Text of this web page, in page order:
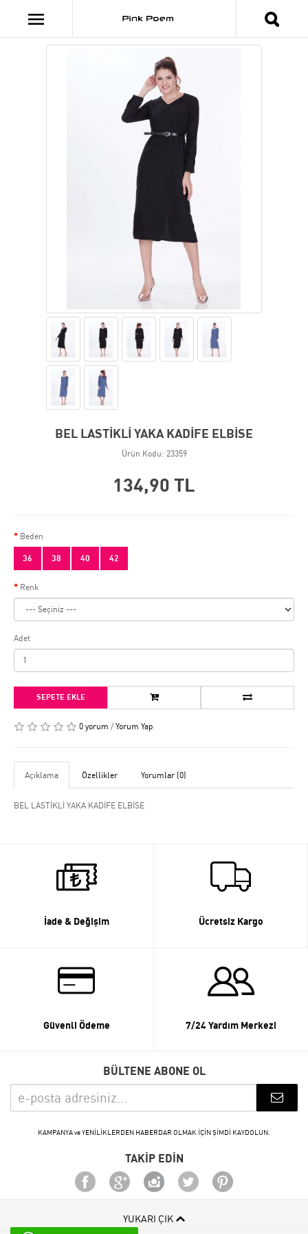
BEL LASTİKLİ YAKA KADİFE ELBİSE
Ürün Kodu: 23359
134,90 TL
Beden
36 38 40 42
Renk
Adet
SEPETE EKLE
0 yorum / Yorum Yap
Açıklama Özellikler Yorumlar (0)
BEL LASTİKLİ YAKA KADİFE ELBİSE
İade & Değişim Ücretsiz Kargo
Güvenli Ödeme 7/24 Yardım Merkezi
BÜLTENE ABONE OL
KAMPANYA ve YENİLİKLERDEN HABERDAR OLMAK İÇİN ŞİMDİ KAYDOLUN.
TAKİP EDİN
YUKARI ÇIK